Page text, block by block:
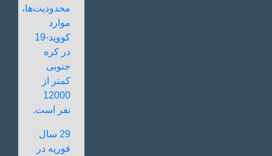
محدودیت‌ها،
موارد
کووید-19
در کره
جنوبی
کمتر از
12000
نفر است.
29 سال
فوریه در